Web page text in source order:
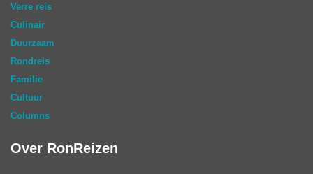
Verre reis
Culinair
Duurzaam
Rondreis
Familie
Cultuur
Columns
Over RonReizen